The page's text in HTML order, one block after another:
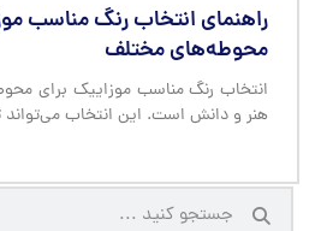
راهنمای انتخاب رنگ مناسب
محوطه‌های مختلف
انتخاب رنگ مناسب موزاییک برای
هنر و دانش است. این انتخاب می‌تواند